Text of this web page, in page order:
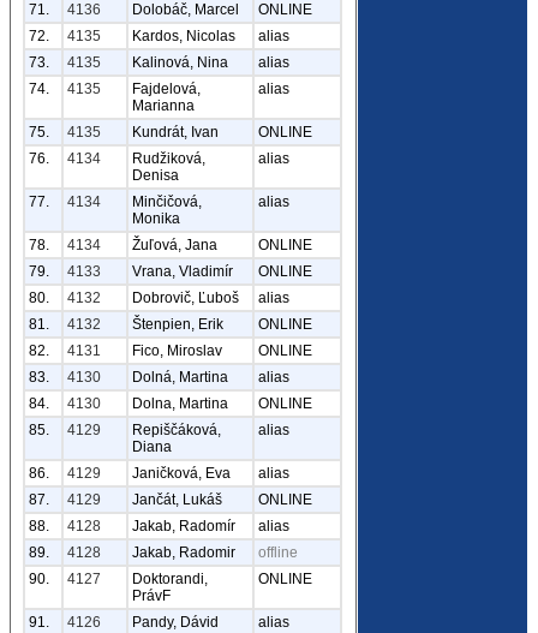
71.
4136 Dolobáč, Marcel
ONLINE
72.
4135 Kardos, Nicolas
alias
73.
4135 Kalinová, Nina
alias
74.
4135
Fajdelová,
Marianna
alias
75. 4135 Kundrát, Ivan
ONLINE
76.
4134
Rudžiková,
Denisa
alias
77. 4134
Minčičová,
Monika
alias
78. 4134 Žuľová, Jana
ONLINE
79.
4133 Vrana, Vladimír
ONLINE
80.
4132 Dobrovič, Ľuboš
alias
81.
4132 Štenpien, Erik
ONLINE
82.
4131 Fico, Miroslav
ONLINE
83.
4130 Dolná, Martina
alias
84.
4130 Dolna, Martina
ONLINE
85.
4129
Repiščáková,
Diana
alias
86. 4129 Janičková, Eva
alias
87.
4129 Jančát, Lukáš
ONLINE
88.
4128 Jakab, Radomír
alias
89.
4128 Jakab, Radomir
offline
90.
4127
Doktorandi,
PrávF
ONLINE
91. 4126 Pandy, Dávid
alias